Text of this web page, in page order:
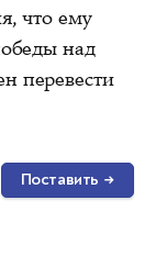
что ему
над
перевести
Поставить →